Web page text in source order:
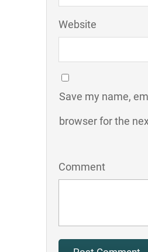
Website
Save my name,
browser for the
Comment